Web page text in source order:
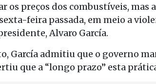
preços dos combustíveis, mas
feira passada, em meio a
Alvaro García.
García admitiu que o governo
que a “longo prazo” esta